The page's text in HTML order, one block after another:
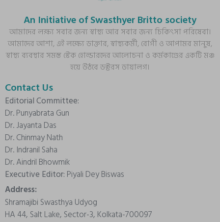
An Initiative of Swasthyer Britto society
আমাদের লক্ষ্য সবার জন্য স্বাস্থ্য আর সবার জন্য চিকিৎসা পরিষেবা।
আমাদের আশা, এই লক্ষ্যে ডাক্তার, স্বাস্থ্যকর্মী, রোগী ও আপামর মানুষ,
স্বাস্থ্য ব্যবস্থার সমস্ত স্টেক হোল্ডারদের আলোচনা ও কর্মকাণ্ডের একটি মঞ্চ
হয়ে উঠবে ডক্টরস ডায়ালগ।
Contact Us
Editorial Committee:
Dr. Punyabrata Gun
Dr. Jayanta Das
Dr. Chinmay Nath
Dr. Indranil Saha
Dr. Aindril Bhowmik
Executive Editor: Piyali Dey Biswas
Address:
Shramajibi Swasthya Udyog
HA 44, Salt Lake, Sector-3, Kolkata-700097